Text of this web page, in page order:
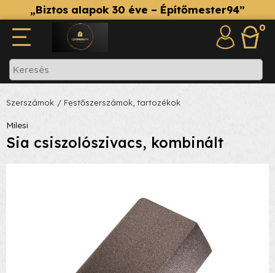
„Biztos alapok 30 éve – Építőmester94”
0
Szerszámok / Festőszerszámok, tartozékok
Milesi
Sia csiszolószivacs, kombinált